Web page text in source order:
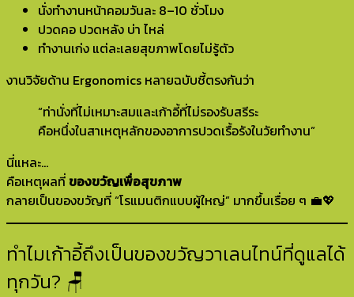
นั่งทำงานหน้าคอมวันละ 8–10 ชั่วโมง
ปวดคอ ปวดหลัง บ่า ไหล่
ทำงานเก่ง แต่ละเลยสุขภาพโดยไม่รู้ตัว
งานวิจัยด้าน Ergonomics หลายฉบับชี้ตรงกันว่า
“ท่านั่งที่ไม่เหมาะสมและเก้าอี้ที่ไม่รองรับสรีระ
คือหนึ่งในสาเหตุหลักของอาการปวดเรื้อรังในวัยทำงาน”
นี่แหละ…
คือเหตุผลที่ของขวัญเพื่อสุขภาพ
กลายเป็นของขวัญที่ “โรแมนติกแบบผู้ใหญ่” มากขึ้นเรื่อย ๆ 💼💖
ทำไมเก้าอี้ถึงเป็นของขวัญวาเลนไทน์ที่ดูแลได้
ทุกวัน? 🪑